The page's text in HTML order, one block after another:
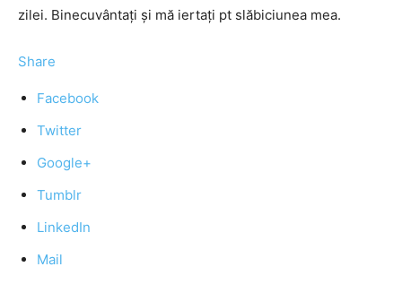
zilei. Binecuvântaţi şi mă iertaţi pt slăbiciunea mea.
Share
Facebook
Twitter
Google+
Tumblr
LinkedIn
Mail